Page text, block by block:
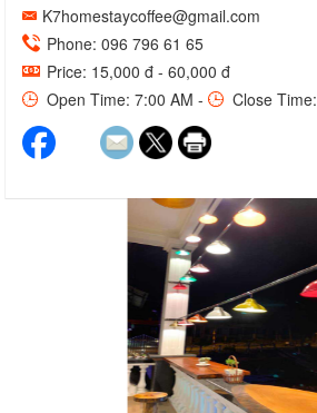
K7homestaycoffee@gmail.com
Phone: 096 796 61 65
Price: 15,000 đ - 60,000 đ
Open Time: 7:00 AM -
Close